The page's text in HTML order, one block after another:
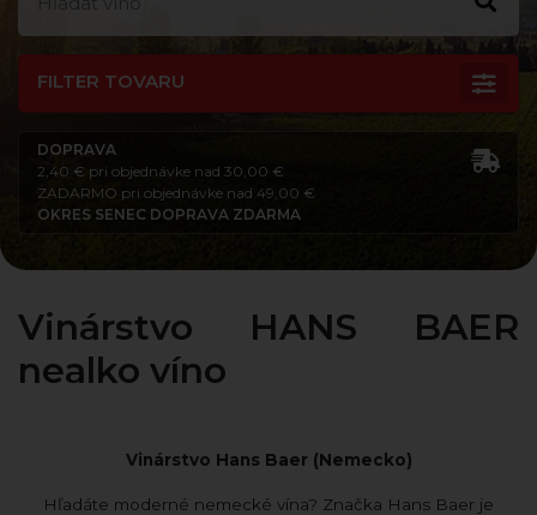
FILTER TOVARU
DOPRAVA
2,40 € pri objednávke nad 30,00 €
ZADARMO pri objednávke nad 49,00 €
OKRES SENEC DOPRAVA ZDARMA
Vinárstvo HANS BAER
nealko víno
Vinárstvo Hans Baer (Nemecko)
Hľadáte moderné nemecké vína? Značka Hans Baer je